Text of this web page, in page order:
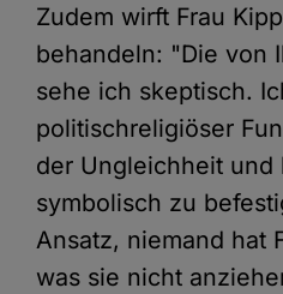
Zudem wirft Frau
behandeln: "Die von
sehe ich skeptisch.
politischreligiöser
der Ungleichheit und
symbolisch zu
Ansatz, niemand hat
was sie nicht